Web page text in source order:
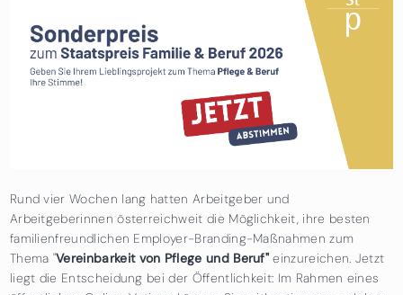
Rund vier Wochen lang hatten Arbeitgeber und
Arbeitgeberinnen österreichweit die Möglichkeit, ihre besten
familienfreundlichen Employer-Branding-Maßnahmen zum
Thema "Vereinbarkeit von Pflege und Beruf"einzureichen. Jetzt
liegt die Entscheidung bei der Öffentlichkeit: Im Rahmen eines